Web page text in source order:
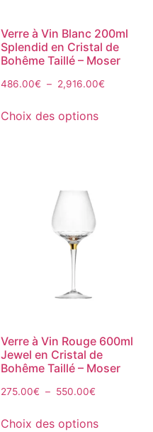
Verre à Vin Blanc 200ml
Splendid en Cristal de
Bohême Taillé – Moser
486.00€ – 2,916.00€
Choix des options
Verre à Vin Rouge 600ml
Jewel en Cristal de
Bohême Taillé – Moser
275.00€ – 550.00€
Choix des options